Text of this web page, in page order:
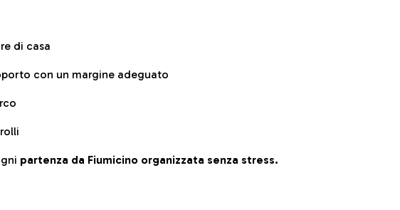
di casa
con un margine adeguato
partenza da Fiumicino organizzata senza stress.